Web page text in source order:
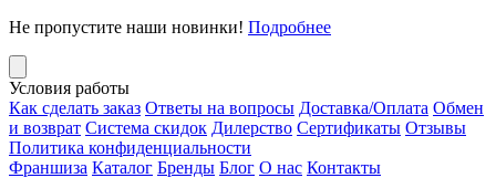
Не пропустите наши новинки! Подробнее
Условия работы
Как сделать заказ Ответы на вопросы Доставка/Оплата Обмен
и возврат Система скидок Дилерство Сертификаты Отзывы
Политика конфиденциальности
Франшиза Каталог Бренды Блог О нас Контакты